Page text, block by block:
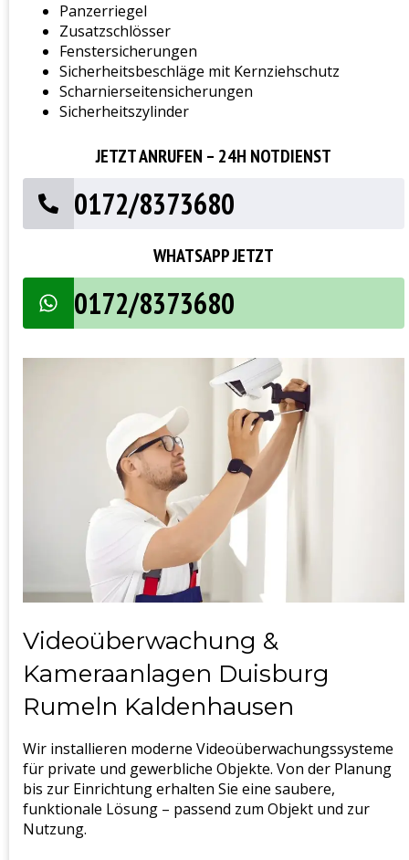
Panzerriegel
Zusatzschlösser
Fenstersicherungen
Sicherheitsbeschläge mit Kernziehschutz
Scharnierseitensicherungen
Sicherheitszylinder
JETZT ANRUFEN – 24H NOTDIENST
0172/8373680
WHATSAPP JETZT
0172/8373680
Videoüberwachung &
Kameraanlagen Duisburg
Rumeln Kaldenhausen
Wir installieren moderne Videoüberwachungssysteme
für private und gewerbliche Objekte. Von der Planung
bis zur Einrichtung erhalten Sie eine saubere,
funktionale Lösung – passend zum Objekt und zur
Nutzung.